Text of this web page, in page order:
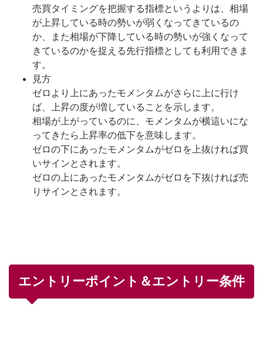
売買タイミングを把握する指標というよりは、相場
が上昇している時の勢いが弱くなってきているの
か、また相場が下降している時の勢いが強くなって
きているのかを捉える先行指標としても利用できま
す。
見方
ゼロより上にあったモメンタムがさらに上に行け
ば、上昇の度が増していることを示します。
相場が上がっているのに、モメンタムが横這いにな
ってきたら上昇率の低下を意味します。
ゼロの下にあったモメンタムがゼロを上抜ければ買
いサインとされます。
ゼロの上にあったモメンタムがゼロを下抜ければ売
りサインとされます。
エントリーポイント＆エントリー条件